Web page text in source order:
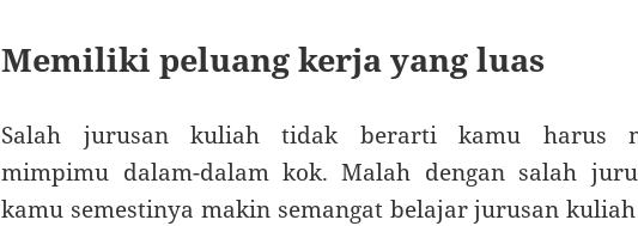
Memiliki peluang kerja yang luas
Salah jurusan kuliah tidak berarti kamu harus
mimpimu dalam-dalam kok. Malah dengan salah
kamu semestinya makin semangat belajar jurusan